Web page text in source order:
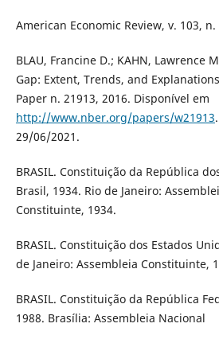
American Economic Review, v. 103,
BLAU, Francine D.; KAHN, Lawrence
Gap: Extent, Trends, and
Paper n. 21913, 2016. Disponível em
http://www.nber.org/papers/w21913
29/06/2021.
BRASIL. Constituição da República
Brasil, 1934. Rio de Janeiro:
Constituinte, 1934.
BRASIL. Constituição dos Estados
de Janeiro: Assembleia Constituinte,
BRASIL. Constituição da República
1988. Brasília: Assembleia Nacional